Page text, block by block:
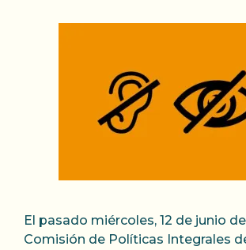
El pasado miércoles, 12 de junio
Comisión de Políticas Integrales